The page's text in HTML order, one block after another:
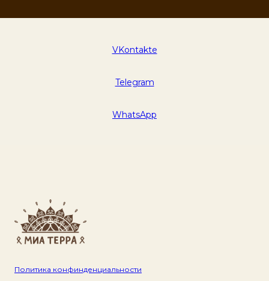
VKontakte
Telegram
WhatsApp
Политика конфинденциальности